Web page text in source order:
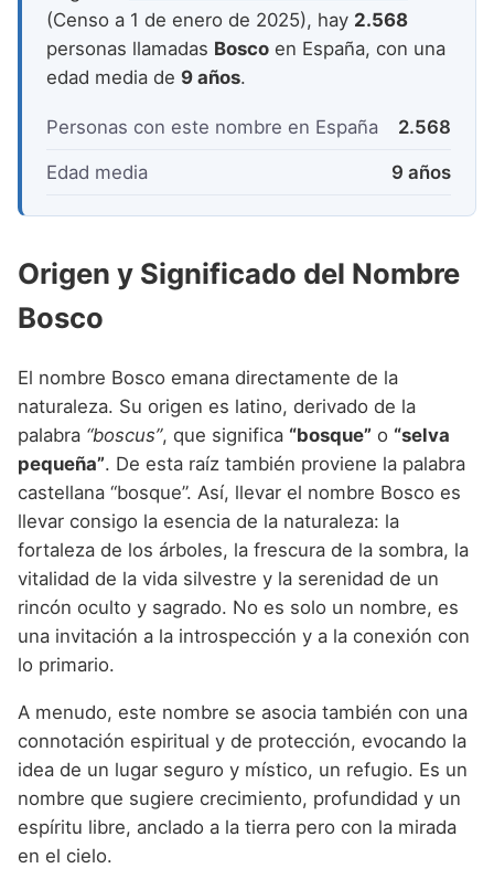
Nombres de niño que empiezan por P
Nombres de niño que empiezan por Q
Nombres de niño que empiezan por S
Nombres de niño que empiezan por T
Nombres de niño que empiezan por V
Nombres de niño que empiezan por Y
Nombres de niño que empiezan por Z
Nombres de Niño Valencianos
Nombres de Niño Vascos
Nombres de Niño Rumanos
Nombres de Niño Rusos
(Censo a 1 de enero de 2025), hay 2.568
personas llamadas Bosco en España, con una
edad media de 9 años.
Personas con este nombre en España 2.568
Edad media 9 años
Origen y Significado del Nombre
Bosco
El nombre Bosco emana directamente de la
naturaleza. Su origen es latino, derivado de la
palabra “boscus”, que significa “bosque” o “selva
pequeña”. De esta raíz también proviene la palabra
castellana “bosque”. Así, llevar el nombre Bosco es
llevar consigo la esencia de la naturaleza: la
fortaleza de los árboles, la frescura de la sombra, la
vitalidad de la vida silvestre y la serenidad de un
rincón oculto y sagrado. No es solo un nombre, es
una invitación a la introspección y a la conexión con
lo primario.
A menudo, este nombre se asocia también con una
connotación espiritual y de protección, evocando la
idea de un lugar seguro y místico, un refugio. Es un
nombre que sugiere crecimiento, profundidad y un
espíritu libre, anclado a la tierra pero con la mirada
en el cielo.